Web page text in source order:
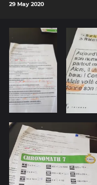
29 May 2020